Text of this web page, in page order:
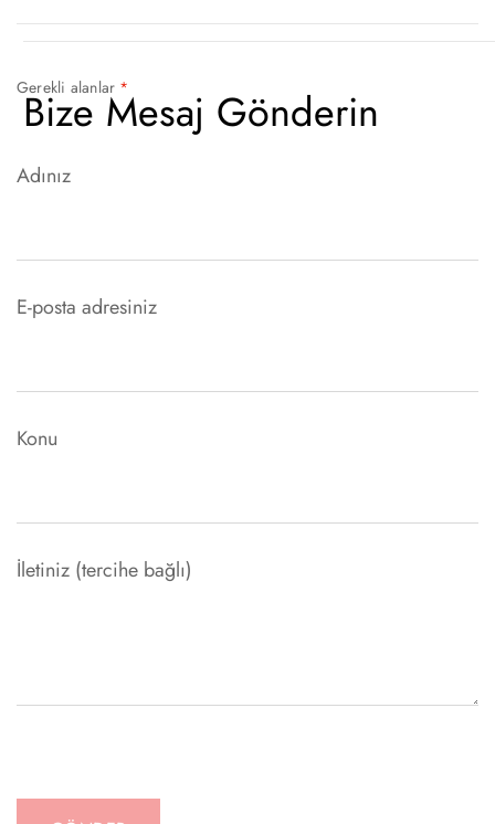
Bize Mesaj Gönderin
Gerekli alanlar *
Adınız
E-posta adresiniz
Konu
İletiniz (tercihe bağlı)